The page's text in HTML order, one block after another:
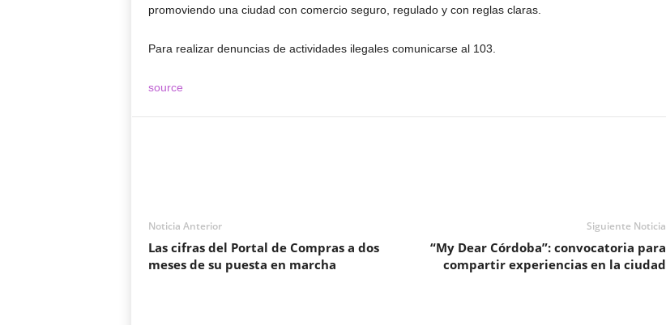
promoviendo una ciudad con comercio seguro, regulado y con reglas claras.
Para realizar denuncias de actividades ilegales comunicarse al 103.
source
Noticia Anterior
Las cifras del Portal de Compras a dos
meses de su puesta en marcha
Siguiente Noticia
“My Dear Córdoba”: convocatoria para
compartir experiencias en la ciudad